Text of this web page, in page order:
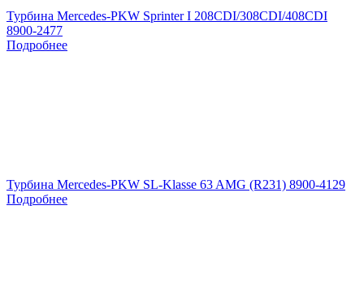
Турбина Mercedes-PKW Sprinter I 208CDI/308CDI/408CDI
8900-2477
Подробнее
Турбина Mercedes-PKW SL-Klasse 63 AMG (R231) 8900-4129
Подробнее